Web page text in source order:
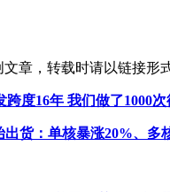
章，转载时请以链接形
度16年 我们做了1000
货：单核暴涨20%、多